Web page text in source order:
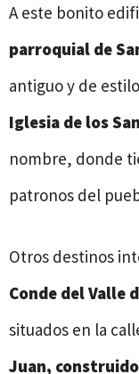
A este bonito
parroquial de
antiguo y de
Iglesia de los
nombre, donde
patronos del
Otros destinos
Conde del Valle
situados en la
Juan,